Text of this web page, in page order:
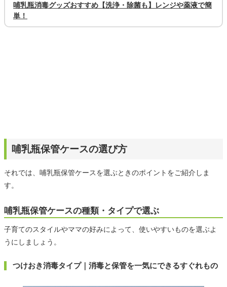
哺乳瓶消毒グッズおすすめ【洗浄・除菌も】レンジや薬液で簡
単！
哺乳瓶保管ケースの選び方
それでは、哺乳瓶保管ケースを選ぶときのポイントをご紹介しま
す。
哺乳瓶保管ケースの種類・タイプで選ぶ
子育てのスタイルやママの好みによって、使いやすいものを選ぶよ
うにしましょう。
つけおき消毒タイプ｜消毒と保管を一気にできるすぐれもの